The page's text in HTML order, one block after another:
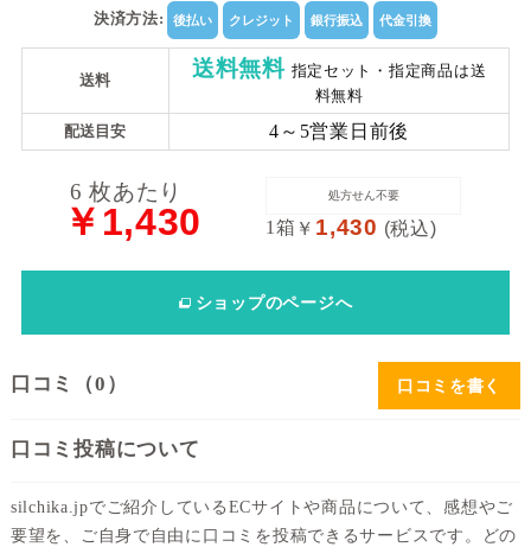
決済方法: 後払い クレジット 銀行振込 代金引換
送料 送料無料 指定セット・指定商品は送
料無料
配送目安 4～5営業日前後
6 枚あたり
￥1,430 1箱 ￥ 1,430 (税込)
処方せん不要
ショップのページへ
口コミ（0） 口コミを書く
口コミ投稿について
silchika.jpでご紹介しているECサイトや商品について、感想やご
要望を、ご自身で自由に口コミを投稿できるサービスです。どの
ん
帯
～